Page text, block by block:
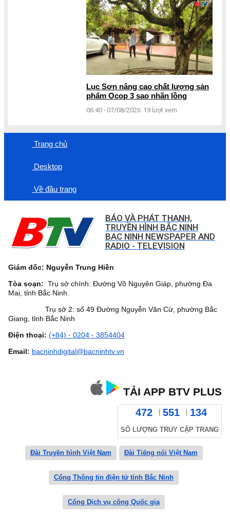
Lục Sơn nâng cao chất lượng sản
phẩm Ocop 3 sao nhãn lồng
06:40 - 07/08/2026 19 lượt xem
Trang chủ
Desktop
Về đầu trang
BÁO VÀ PHÁT THANH,
TRUYỀN HÌNH BẮC NINH
BAC NINH NEWSPAPER AND
RADIO - TELEVISION
Giám đốc: Nguyễn Trung Hiền
Tòa soạn: Trụ sở chính: Đường Võ Nguyên Giáp, phường Đa
Mai, tỉnh Bắc Ninh.
Trụ sở 2: số 49 Đường Nguyễn Văn Cừ, phường Bắc
Giang, tỉnh Bắc Ninh
Điện thoại: (+84) - 0204 - 3854404
Email: bacninhdigital@bacninhtv.vn
TẢI APP BTV PLUS
472 551 134
SỐ LƯỢNG TRUY CẬP TRANG
Đài Truyền hình Việt Nam Đài Tiếng nói Việt Nam
Cổng Thông tin điện tử tỉnh Bắc Ninh
Cổng Dịch vụ công Quốc gia